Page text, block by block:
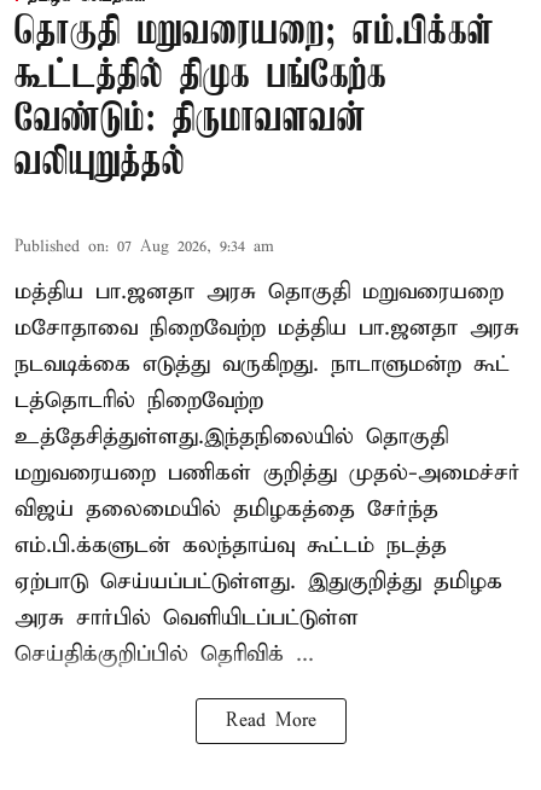
தொகுதி மறுவரையறை; எம்.பிக்கள்
கூட்டத்தில் திமுக பங்கேற்க
வேண்டும்: திருமாவளவன்
வலியுறுத்தல்
Published on: 07 Aug 2026, 9:34 am
மத்திய பா.ஜனதா அரசு தொகுதி மறுவரையறை
மசோதாவை நிறைவேற்ற மத்திய பா.ஜனதா அரசு
நடவடிக்கை எடுத்து வருகிறது. நாடாளுமன்ற கூட்
டத்தொடரில் நிறைவேற்ற
உத்தேசித்துள்ளது.இந்தநிலையில் தொகுதி
மறுவரையறை பணிகள் குறித்து முதல்-அமைச்சர்
விஜய் தலைமையில் தமிழகத்தை சேர்ந்த
எம்.பி.க்களுடன் கலந்தாய்வு கூட்டம் நடத்த
ஏற்பாடு செய்யப்பட்டுள்ளது. இதுகுறித்து தமிழக
அரசு சார்பில் வெளியிடப்பட்டுள்ள
செய்திக்குறிப்பில் தெரிவிக் ...
Read More